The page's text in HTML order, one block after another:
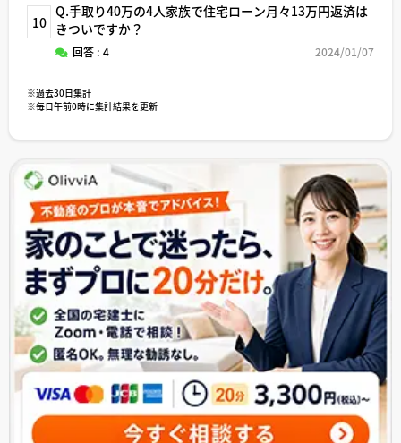
10
Q.手取り40万の4人家族で住宅ローン月々13万円返済は
きついですか？
回答 : 4 2024/01/07
※過去30日集計
※毎日午前0時に集計結果を更新